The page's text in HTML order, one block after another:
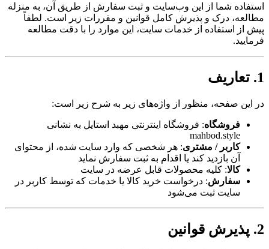
استفاده شما از این وب‌سایت و ثبت سفارش از طریق آن، به منزله
مطالعه، درک و پذیرش کامل قوانین و مقررات زیر است. لطفاً
پیش از استفاده از خدمات سایت، این موارد را با دقت مطالعه
فرمایید.
1. تعاریف
در این صفحه، منظور از واژه‌های زیر به شرح زیر است:
فروشگاه: فروشگاه اینترنتی مهبد استایل به نشانی
mahbod.style
کاربر / مشتری: هر شخصی که وارد سایت شده، از محتوای
آن بازدید کند یا اقدام به ثبت سفارش نماید
کالا: کلیه محصولات قابل عرضه در سایت
سفارش: درخواست خرید کالا یا خدمات که توسط کاربر در
سایت ثبت می‌شود
2. پذیرش قوانین